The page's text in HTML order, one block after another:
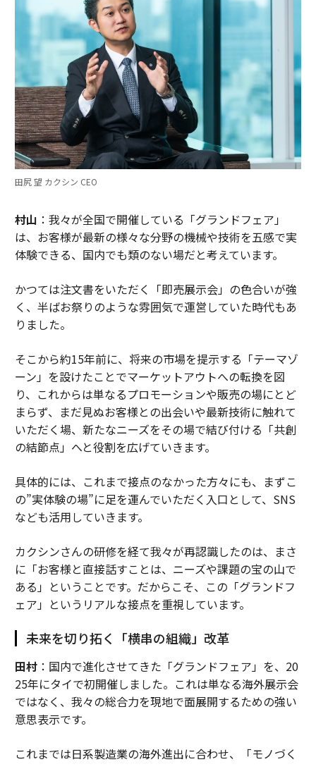
田尻 望 カクシン CEO
村山 ：我々が全国で開催している「グランドフェア」
は、お客様が最新の様々な分野の機械や技術を五感で実
体験できる、国内でも類のない場だと考えています。
かつては注文書をいただく「即売展示会」の色合いが強
く、半ばお祭りのような雰囲気で運営していた時代もあ
りました。
そこから約15年前に、将来の市場を提示する「テーマゾ
ーン」を設けたことでマーケットアウトへの転換を図
り、これからは単なるプロモーションや販売の場にとど
まらず、まだ見ぬお客様との出会いや最新技術に触れて
いただく場、新たなニーズをその場で結び付ける「共創
の結節点」へと役割を広げていきます。
具体的には、これまで接点のなかった方々にも、まずこ
の”実体験の場”に足を運んでいただく入口として、SNS
なども活用していきます。
カクシンさんの研修を経て我々が再認識したのは、まさ
に「お客様と直接話すことは、ニーズや課題の宝の山で
ある」ということです。だからこそ、この「グランドフ
ェア」というリアルな接点を重視しています。
未来を切り拓く「横串の組織」改革
田村：国内で進化させてきた「グランドフェア」を、20
25年にタイで初開催しました。これは単なる海外展示会
ではなく、我々の総合力を現地で面展開するための強い
意思表示です。
これまでは日系製造業の海外進出に合わせ、「モノづく